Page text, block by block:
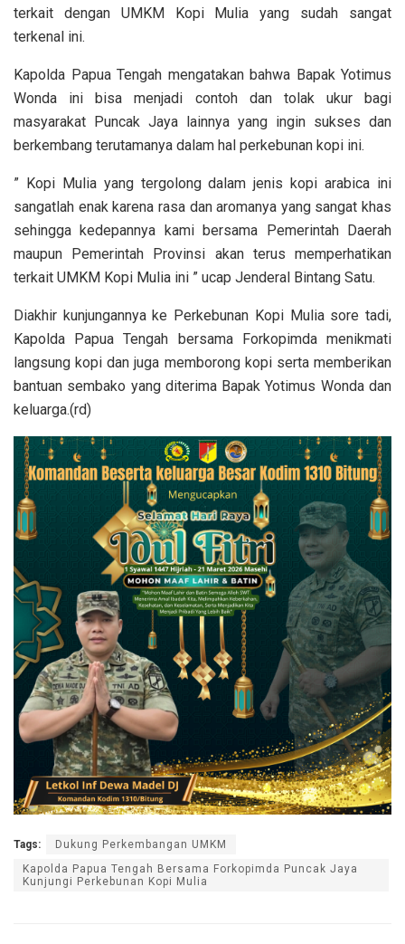
terkait dengan UMKM Kopi Mulia yang sudah sangat
terkenal ini.
Kapolda Papua Tengah mengatakan bahwa Bapak Yotimus
Wonda ini bisa menjadi contoh dan tolak ukur bagi
masyarakat Puncak Jaya lainnya yang ingin sukses dan
berkembang terutamanya dalam hal perkebunan kopi ini.
” Kopi Mulia yang tergolong dalam jenis kopi arabica ini
sangatlah enak karena rasa dan aromanya yang sangat khas
sehingga kedepannya kami bersama Pemerintah Daerah
maupun Pemerintah Provinsi akan terus memperhatikan
terkait UMKM Kopi Mulia ini ” ucap Jenderal Bintang Satu.
Diakhir kunjungannya ke Perkebunan Kopi Mulia sore tadi,
Kapolda Papua Tengah bersama Forkopimda menikmati
langsung kopi dan juga memborong kopi serta memberikan
bantuan sembako yang diterima Bapak Yotimus Wonda dan
keluarga.(rd)
Tags:
Dukung Perkembangan UMKM
Kapolda Papua Tengah Bersama Forkopimda Puncak Jaya
Kunjungi Perkebunan Kopi Mulia